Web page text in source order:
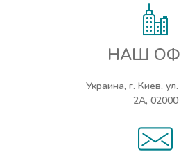
НАШ
Украина, г. Киев,
2А, 02000